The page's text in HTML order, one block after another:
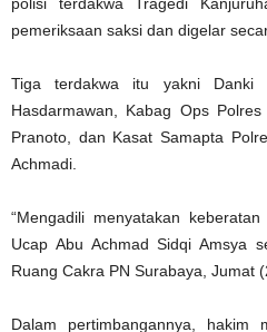
pemeriksaan saksi dan digelar
Tiga terdakwa itu yakni Danki
Hasdarmawan, Kabag Ops
Pranoto, dan Kasat Samapta
Achmadi.
“Mengadili menyatakan
Ucap Abu Achmad Sidqi Amsya
Ruang Cakra PN Surabaya, Jumat
Dalam pertimbangannya, hakim